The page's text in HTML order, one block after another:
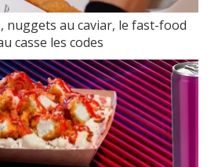
nuggets au caviar, le fast-food
casse les codes